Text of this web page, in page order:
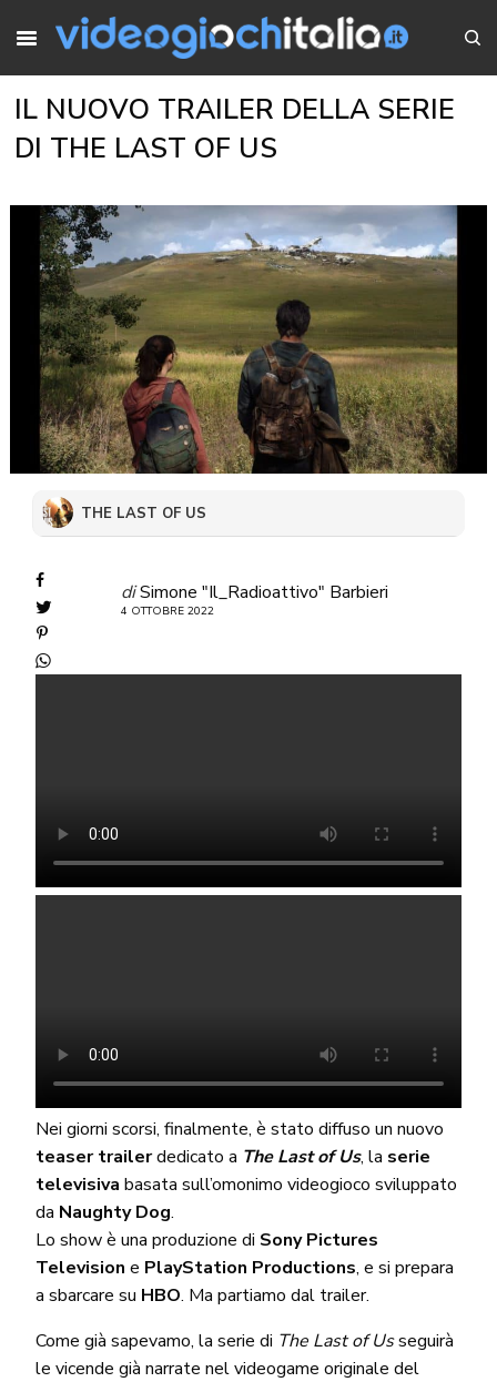
IL NUOVO TRAILER DELLA SERIE
DI THE LAST OF US
THE LAST OF US
diSimone "Il_Radioattivo" Barbieri
4 OTTOBRE 2022
Nei giorni scorsi, finalmente, è stato diffuso un nuovo
teaser trailerdedicato a The Last of Us, la serie
televisiva basata sull’omonimo videogioco sviluppato
da Naughty Dog.
Lo show è una produzione di Sony Pictures
Television e PlayStation Productions, e si prepara
a sbarcare su HBO. Ma partiamo dal trailer.
Come già sapevamo, la serie di The Last of Usseguirà
le vicende già narrate nel videogame originale del